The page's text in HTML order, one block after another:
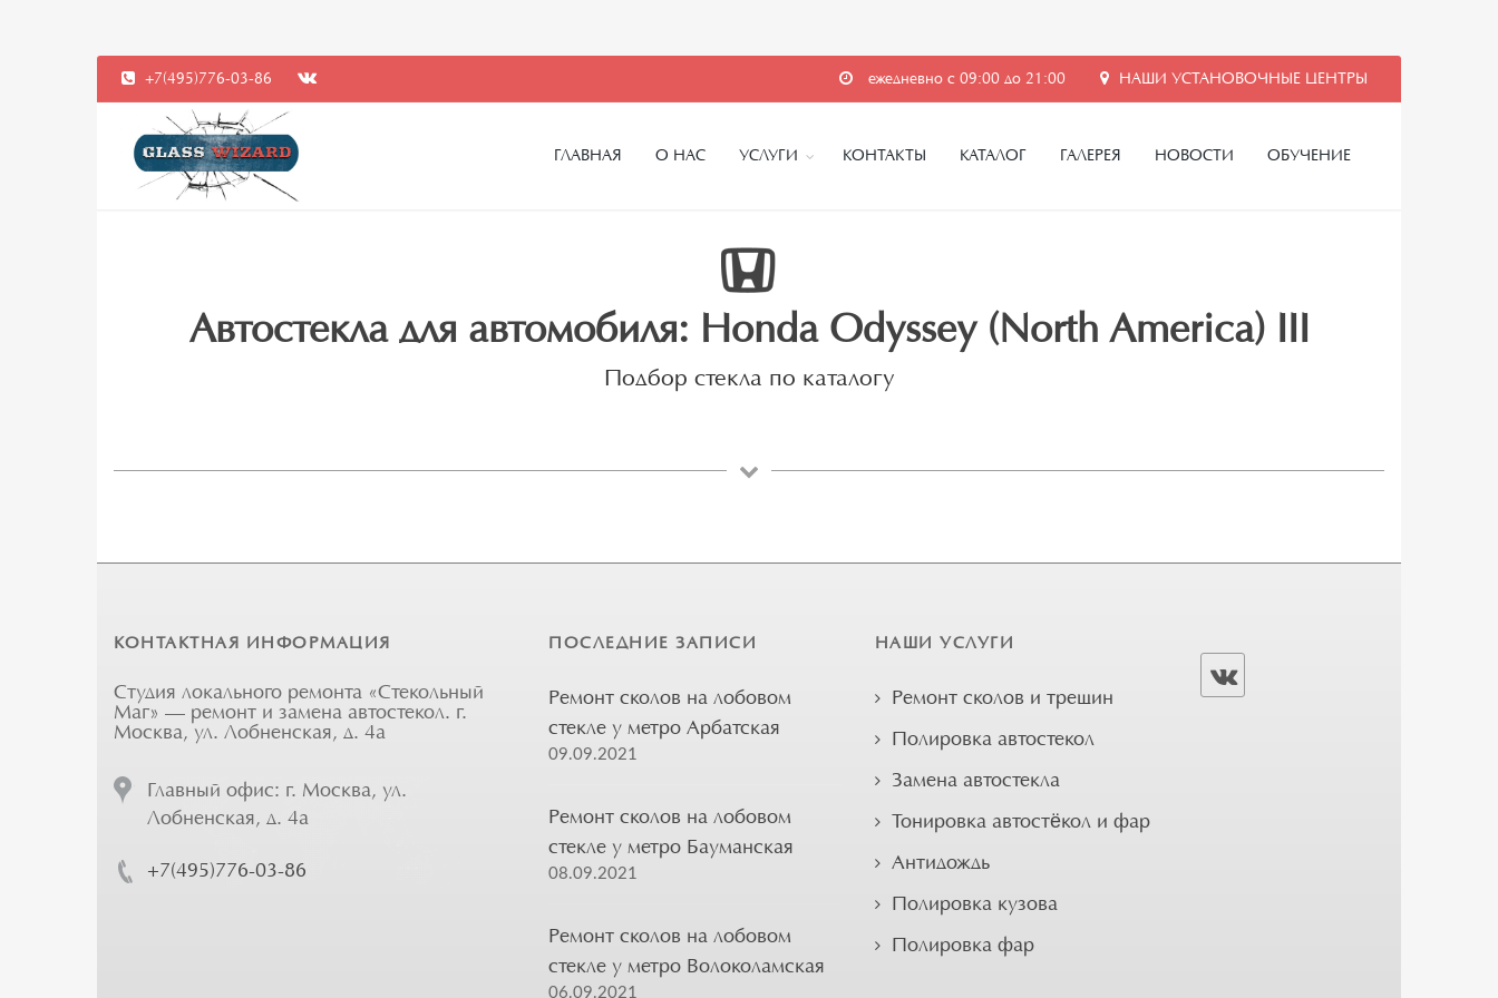
ежедневно с 09:00 до 21:00 НАШИ УСТАНОВОЧНЫЕ ЦЕНТРЫ
+7(495)776-03-86
ГЛАВНАЯ О НАС УСЛУГИ КОНТАКТЫ КАТАЛОГ ГАЛЕРЕЯ НОВОСТИ ОБУЧЕНИЕ
Автостекла для автомобиля: Honda Odyssey (North America) III
Подбор стекла по каталогу
КОНТАКТНАЯ ИНФОРМАЦИЯ
Студия локального ремонта «Стекольный
Маг» — ремонт и замена автостекол. г.
Москва, ул. Лобненская, д. 4а
Главный офис: г. Москва, ул.
Лобненская, д. 4а
+7(495)776-03-86
ПОСЛЕДНИЕ ЗАПИСИ
Ремонт сколов на лобовом
стекле у метро Арбатская
09.09.2021
Ремонт сколов на лобовом
стекле у метро Бауманская
08.09.2021
Ремонт сколов на лобовом
стекле у метро Волоколамская
06.09.2021
НАШИ УСЛУГИ
Ремонт сколов и трещин
Полировка автостекол
Замена автостекла
Тонировка автостёкол и фар
Антидождь
Полировка кузова
Полировка фар